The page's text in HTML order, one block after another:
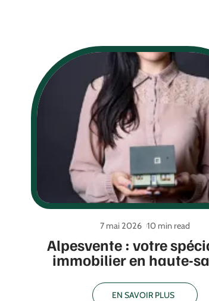
Alpesvente : votre
immobilier en haute-
7 mai 2026 10 min read
EN SAVOIR PLUS